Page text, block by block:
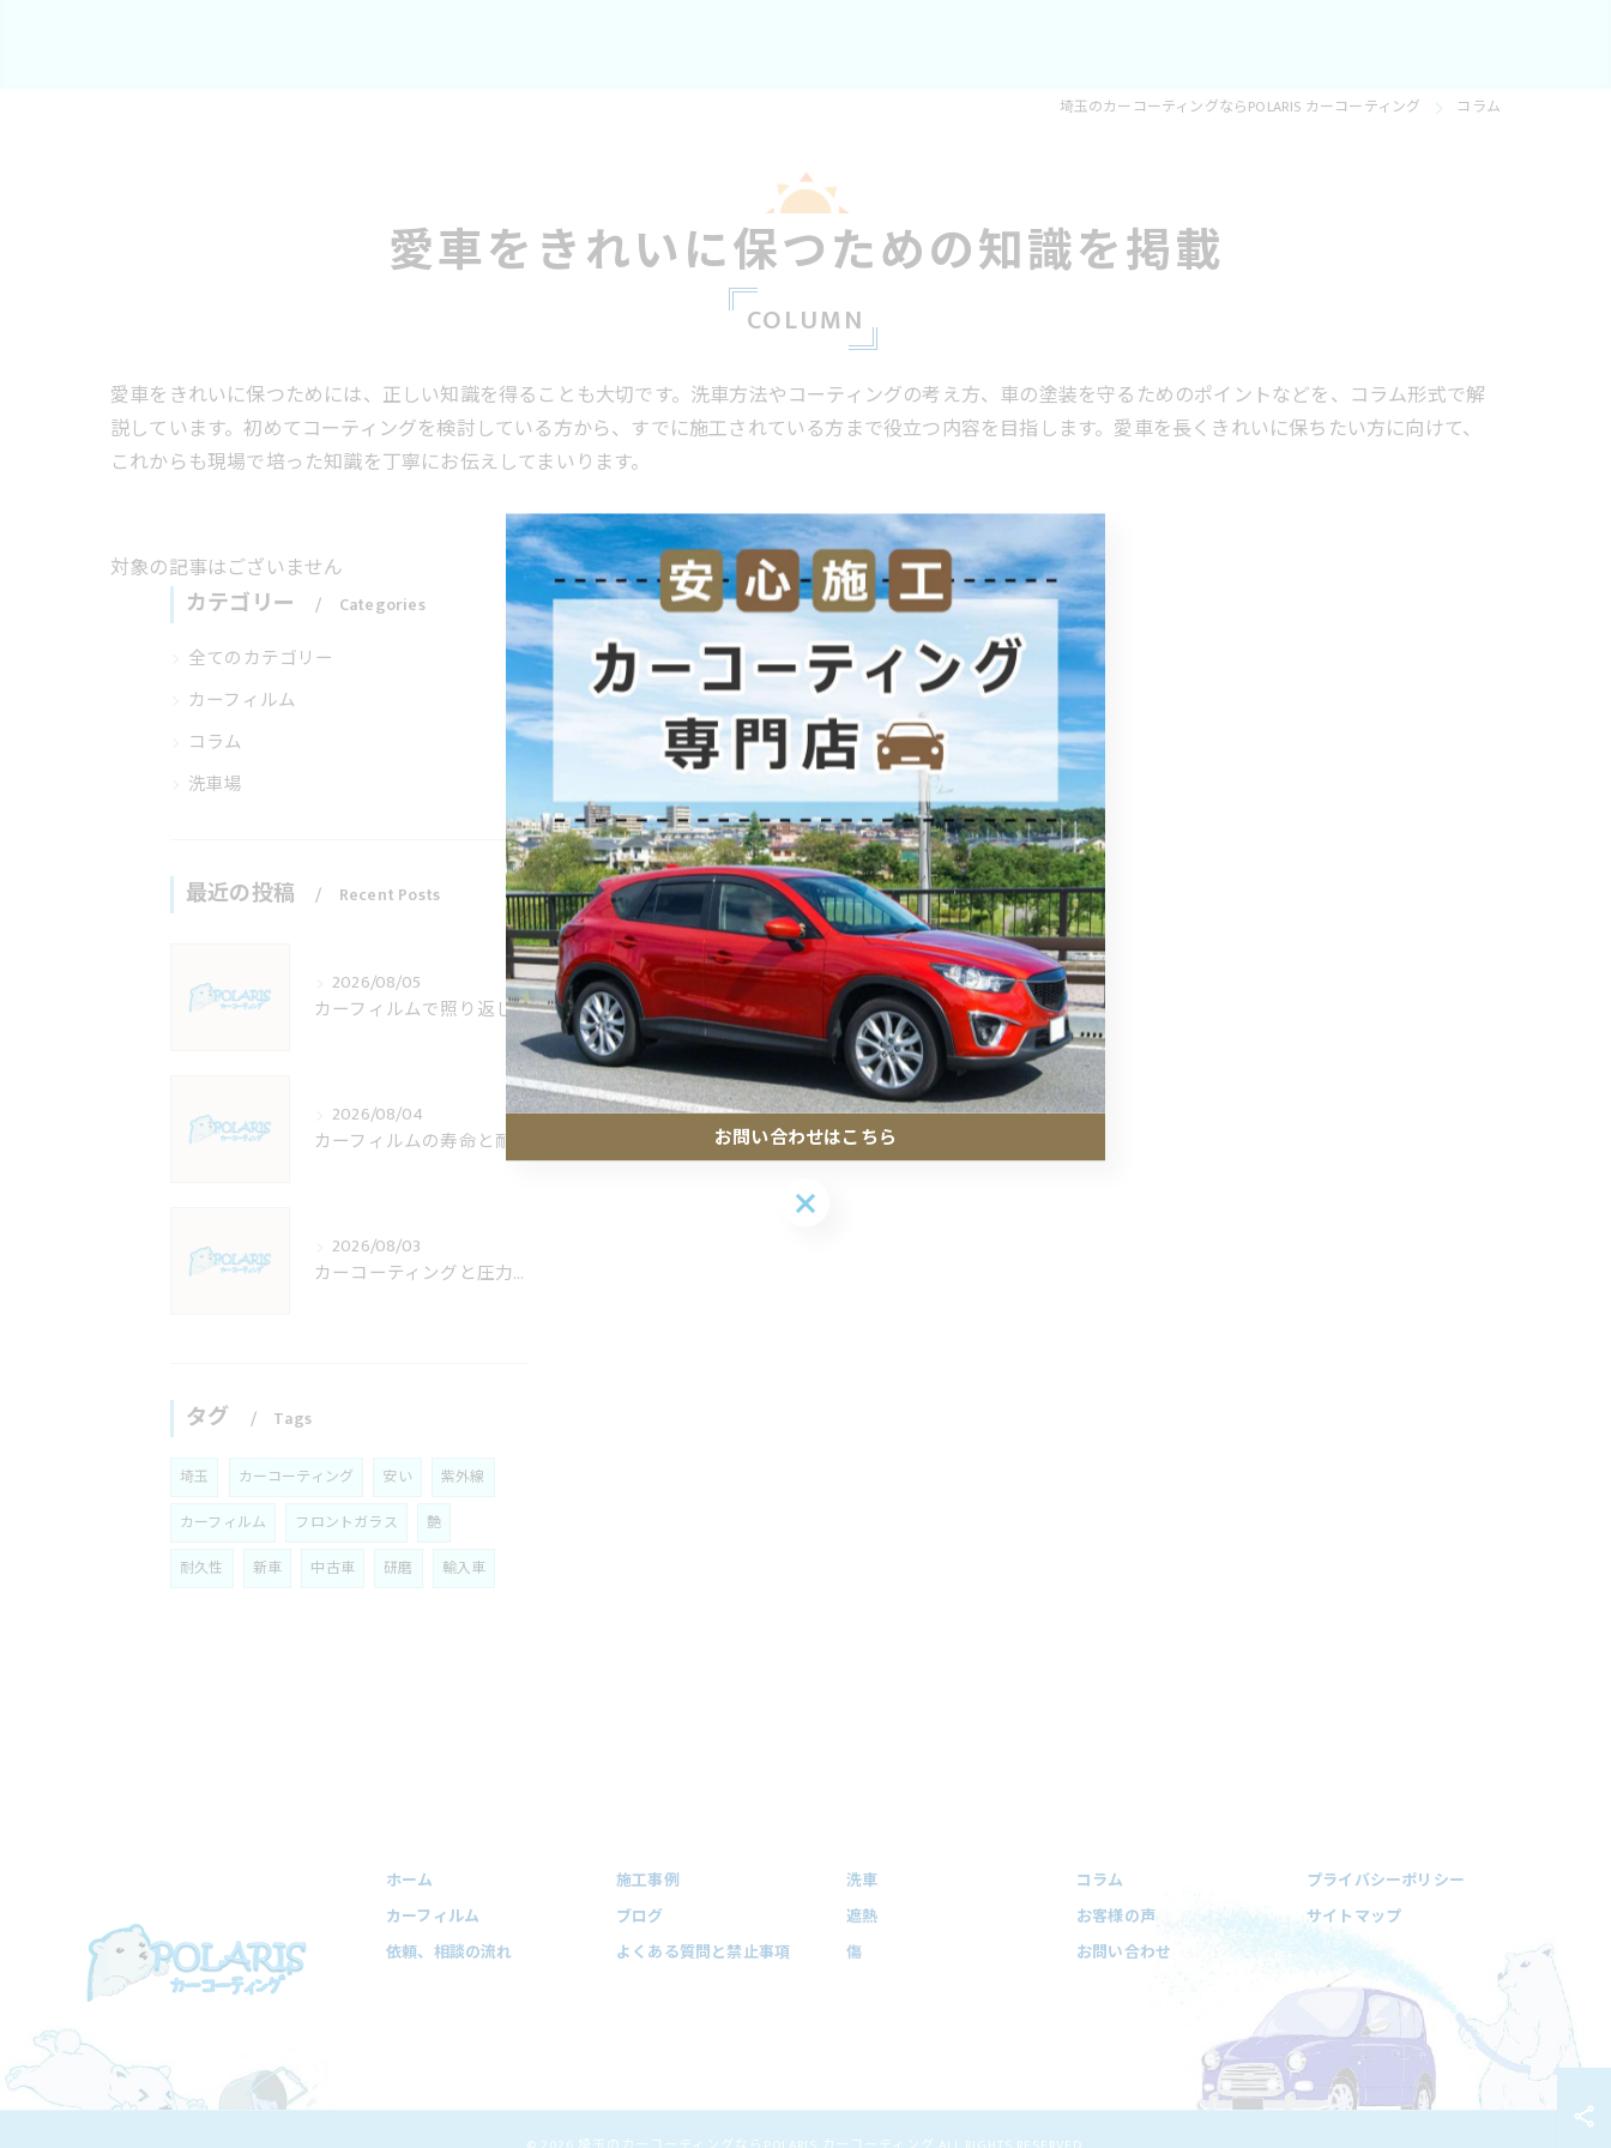
埼玉のカーコーティングならPOLARIS カーコーティング コラム
愛車をきれいに保つための知識を掲載
COLUMN
愛車をきれいに保つためには、正しい知識を得ることも大切です。洗車方法やコーティングの考え方、車の塗装を守るためのポイントなどを、コラム形式で解
説しています。初めてコーティングを検討している方から、すでに施工されている方まで役立つ内容を目指します。愛車を長くきれいに保ちたい方に向けて、
これからも現場で培った知識を丁寧にお伝えしてまいります。
対象の記事はございません
カテゴリー Categories
全てのカテゴリー
カーフィルム
コラム
洗車場
最近の投稿 Recent Posts
2026/08/05
カーフィルムで照り返し防止を埼玉県で叶える施工料金と適法性の徹底解説
2026/08/04
2026/08/03
カーコーティングと圧力の関係を知り埼玉県川口市で失敗しない施工店選びガイド
タグ Tags
埼玉 カーコーティング 安い
紫外線
カーフィルム
フロントガラス
艶
耐久性
新車 中古車 研磨 輸入車
ホーム
カーフィルム
依頼、相談の流れ
施工事例
ブログ
よくある質問と禁止事項
洗車
遮熱
傷
コラム
お客様の声
お問い合わせ
プライバシーポリシー
サイトマップ
お問い合わせはこちら
お問い合わせはこちら